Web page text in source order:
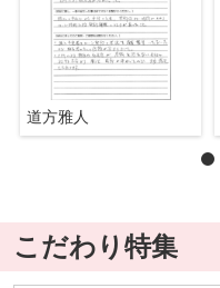
道方雅人
こだわり特集